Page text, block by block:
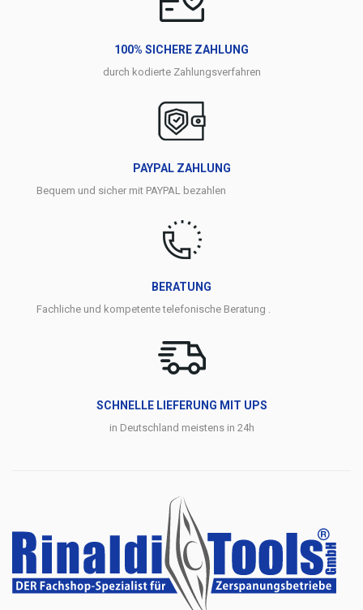
100% SICHERE ZAHLUNG
durch kodierte Zahlungsverfahren
PAYPAL ZAHLUNG
Bequem und sicher mit PAYPAL bezahlen
BERATUNG
Fachliche und kompetente telefonische Beratung .
SCHNELLE LIEFERUNG MIT UPS
in Deutschland meistens in 24h